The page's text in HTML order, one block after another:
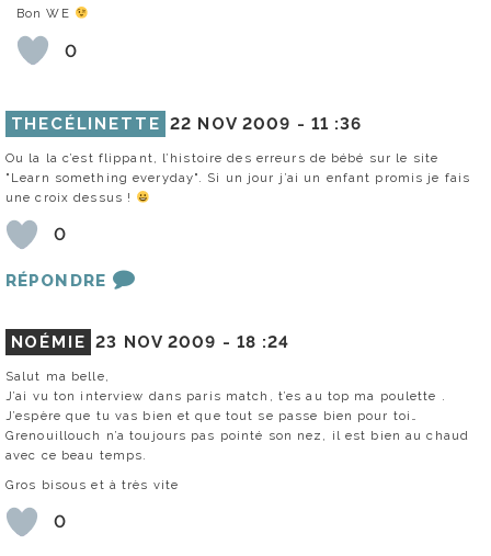
Bon WE
0
THECÉLINETTE 22 NOV 2009 - 11 :36
Ou la la c’est flippant, l’histoire des erreurs de bébé sur le site
"Learn something everyday". Si un jour j’ai un enfant promis je fais
une croix dessus !
0
RÉPONDRE
NOÉMIE 23 NOV 2009 - 18 :24
Salut ma belle,
J’ai vu ton interview dans paris match, t’es au top ma poulette .
J’espère que tu vas bien et que tout se passe bien pour toi…
Grenouillouch n’a toujours pas pointé son nez, il est bien au chaud
avec ce beau temps.
Gros bisous et à très vite
0